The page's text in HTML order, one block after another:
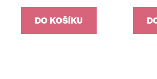
DO KOŠÍKU